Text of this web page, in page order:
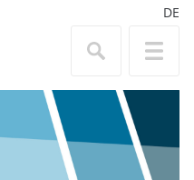
DE